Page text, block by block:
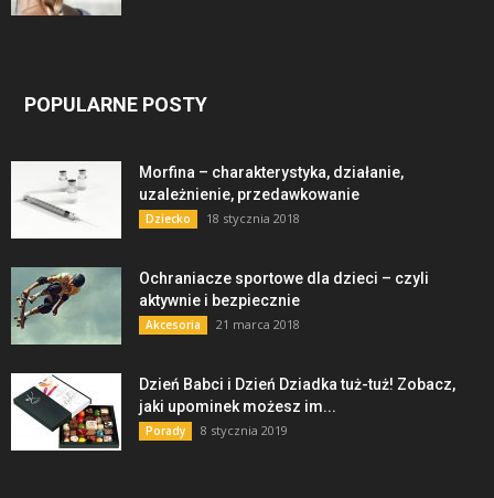
POPULARNE POSTY
Morfina – charakterystyka, działanie,
uzależnienie, przedawkowanie
Dziecko 18 stycznia 2018
Ochraniacze sportowe dla dzieci – czyli
aktywnie i bezpiecznie
Akcesoria 21 marca 2018
Dzień Babci i Dzień Dziadka tuż-tuż! Zobacz,
jaki upominek możesz im...
Porady 8 stycznia 2019